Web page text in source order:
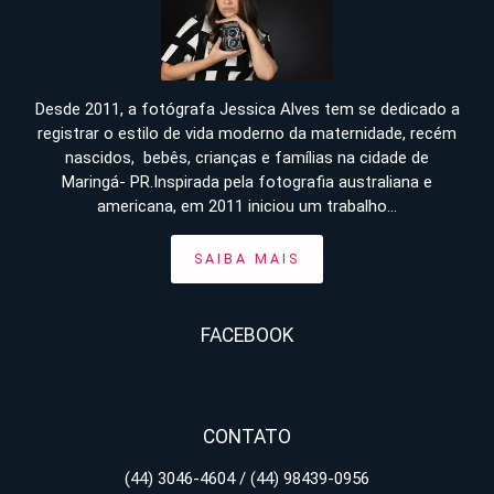
Desde 2011, a fotógrafa Jessica Alves tem se dedicado a
registrar o estilo de vida moderno da maternidade, recém
nascidos, bebês, crianças e famílias na cidade de
Maringá- PR.Inspirada pela fotografia australiana e
americana, em 2011 iniciou um trabalho...
SAIBA MAIS
FACEBOOK
CONTATO
(44) 3046-4604 / (44) 98439-0956